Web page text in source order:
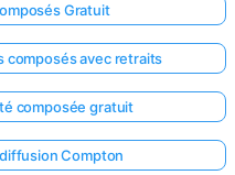
Gratuit
avec retraits
composée gratuit
Compton